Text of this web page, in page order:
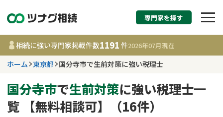
相続税申告・相続手
す
東京都
事務所 1191
専門家を探す
相続に強い専門家掲載件数1191 件2026年07月現在
ホーム 東京都 国分寺市で生前対策に強い税理士
国分寺市で生前対策に強い税理士一
覧 【無料相談可】（16件）